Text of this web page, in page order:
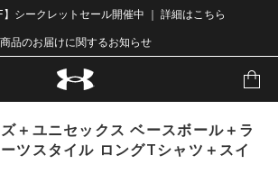
】シークレットセール開催中 ｜ 詳細はこちら
商品のお届けに関するお知らせ
＋ユニセックス ベースボール＋ラ
ツスタイル ロングTシャツ＋スイ